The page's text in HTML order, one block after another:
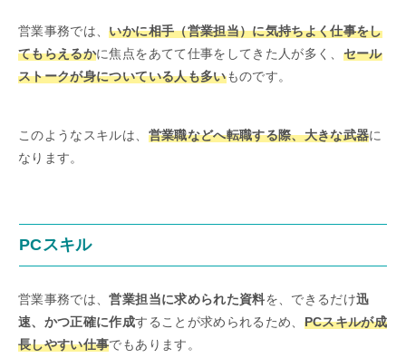
営業事務では、いかに相手（営業担当）に気持ちよく仕事をし
てもらえるかに焦点をあてて仕事をしてきた人が多く、 セール
ストークが身についている人も多いものです。
このようなスキルは、 営業職などへ転職する際、大きな武器に
なります。
PCスキル
営業事務では、営業担当に求められた資料を、できるだけ迅
速、かつ正確に作成することが求められるため、 PCスキルが成
長しやすい仕事でもあります。